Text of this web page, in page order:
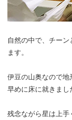
自然の中で、チー
ます。
伊豆の山奥なので地
早めに床に就きまし
残念ながら星は上